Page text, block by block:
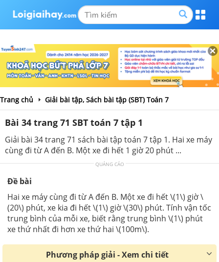
Trang chủ Giải bài tập, Sách bài tập (SBT) Toán 7
Bài 34 trang 71 SBT toán 7 tập 1
Giải bài 34 trang 71 sách bài tập toán 7 tập 1. Hai xe máy
cùng đi từ A đến B. Một xe đi hết 1 giờ 20 phút ...
QUẢNG CÁO
Đề bài
Hai xe máy cùng đi từ A đến B. Một xe đi hết \(1\) giờ \
(20\) phút, xe kia đi hết \(1\) giờ \(30\) phút. Tính vận tốc
trung bình của mỗi xe, biết rằng trung bình \(1\) phút
xe thứ nhất đi hơn xe thứ hai \(100m\).
Phương pháp giải - Xem chi tiết